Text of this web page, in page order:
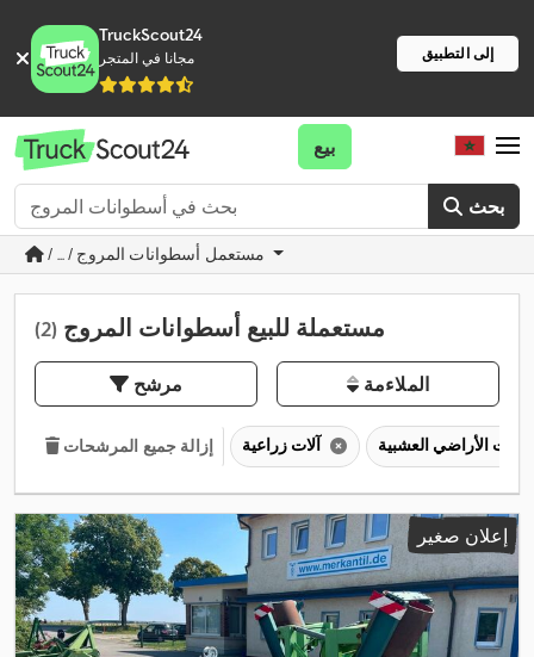
TruckScout24
مجانا في المتجر إلى التطبيق
بحث
بيع
مستعملة للبيع أسطوانات المروج (2)
مرشح الملاءمة
إزالة جميع المرشحات آلات زراعية
إعلان صغير